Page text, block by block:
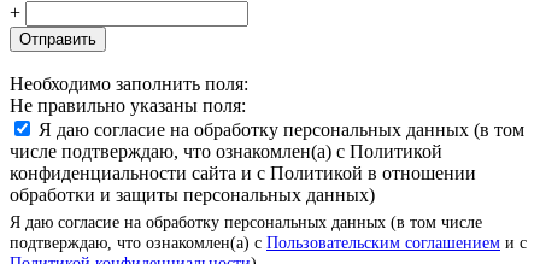
+
Отправить
Необходимо заполнить поля:
Не правильно указаны поля:
Я даю согласие на обработку персональных данных (в том
числе подтверждаю, что ознакомлен(а) с Политикой
конфиденциальности сайта и с Политикой в отношении
обработки и защиты персональных данных)
Я даю согласие на обработку персональных данных (в том числе
подтверждаю, что ознакомлен(а) с Пользовательским соглашением и с